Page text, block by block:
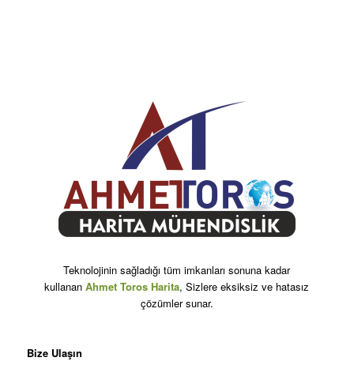
Teknolojinin sağladığı tüm imkanları sonuna kadar
kullananAhmet Toros Harita, Sizlere eksiksiz ve hatasız
çözümler sunar.
Bize Ulaşın